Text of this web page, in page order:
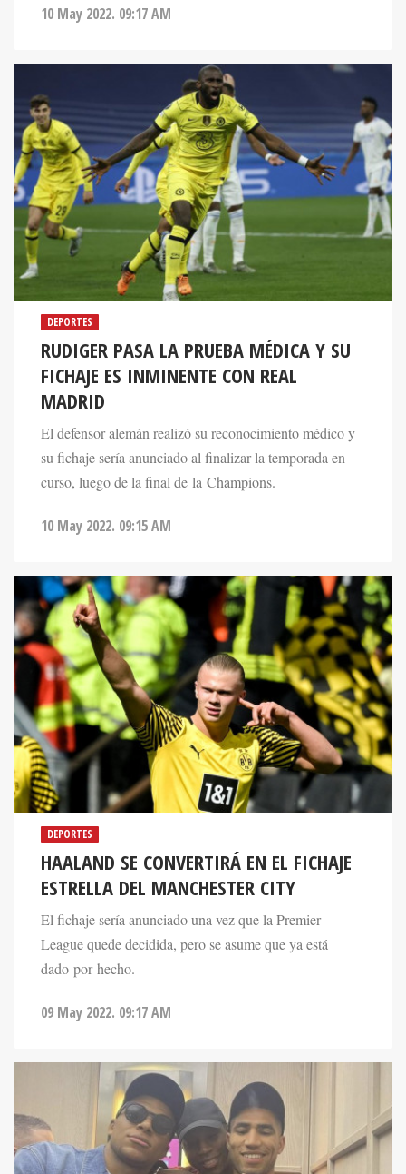
10 May 2022. 09:17 AM
DEPORTES
RUDIGER PASA LA PRUEBA MÉDICA Y SU
FICHAJE ES INMINENTE CON REAL
MADRID
El defensor alemán realizó su reconocimiento médico y
su fichaje sería anunciado al finalizar la temporada en
curso, luego de la final de la Champions.
10 May 2022. 09:15 AM
DEPORTES
HAALAND SE CONVERTIRÁ EN EL FICHAJE
ESTRELLA DEL MANCHESTER CITY
El fichaje sería anunciado una vez que la Premier
League quede decidida, pero se asume que ya está
dado por hecho.
09 May 2022. 09:17 AM